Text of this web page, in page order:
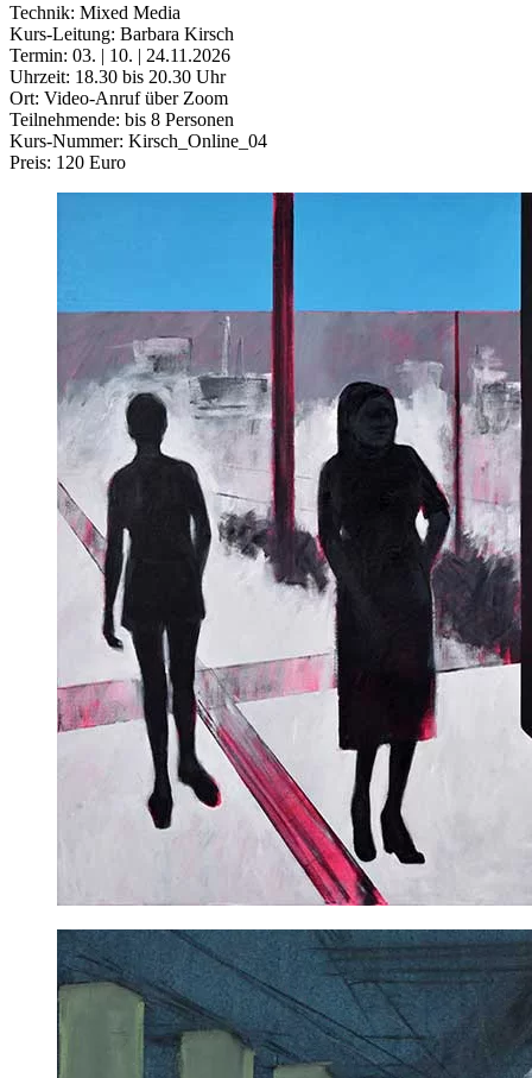
Technik: Mixed Media
Kurs-Leitung: Barbara Kirsch
Termin: 03. | 10. | 24.11.2026
Uhrzeit: 18.30 bis 20.30 Uhr
Ort: Video-Anruf über Zoom
Teilnehmende: bis 8 Personen
Kurs-Nummer: Kirsch_Online_04
Preis: 120 Euro